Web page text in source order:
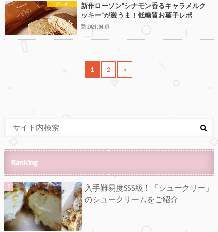
グルメ
新作ローソン”シナモン香るキャラメルク
ッキー”が激うま！低糖質お菓子レポ
2021.04.07
1 2 >
Ranking
入手難易度SSS級！「シュークリー」
のシュークリームをご紹介